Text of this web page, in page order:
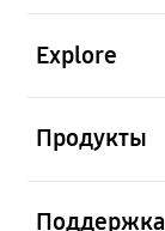
Explore
Продукты
Поддержка